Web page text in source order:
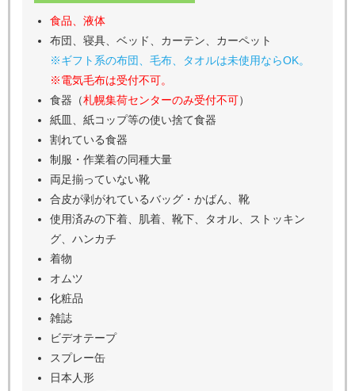
食品、液体
布団、寝具、ベッド、カーテン、カーペット
※ギフト系の布団、毛布、タオルは未使用ならOK。
※電気毛布は受付不可。
食器（札幌集荷センターのみ受付不可）
紙皿、紙コップ等の使い捨て食器
割れている食器
制服・作業着の同種大量
両足揃っていない靴
合皮が剥がれているバッグ・かばん、靴
使用済みの下着、肌着、靴下、タオル、ストッキン
グ、ハンカチ
着物
オムツ
化粧品
雑誌
ビデオテープ
スプレー缶
日本人形